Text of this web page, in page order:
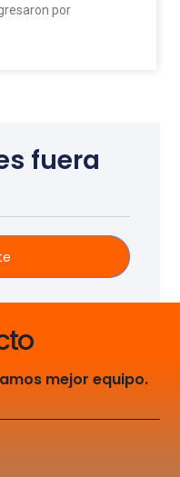
por
fuera
mejor equipo.